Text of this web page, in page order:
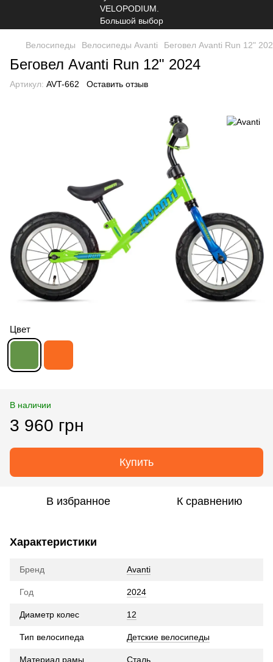
Велосипеды Велосипеды Avanti Беговел Avanti Run 12"
Беговел Avanti Run 12" 2024
Артикул: AVT-662 Оставить отзыв
Цвет
В наличии
3 960 грн
Купить
В избранное К сравнению
Характеристики
Бренд Avanti
Год 2024
Диаметр колес 12
Тип велосипеда Детские велосипеды
Материал рамы Сталь